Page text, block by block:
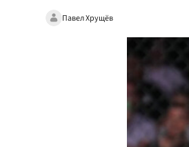
Павел Хрущёв